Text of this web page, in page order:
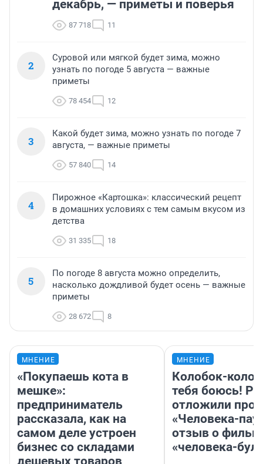
декабрь, — приметы и поверья
87 718 11
2
Суровой или мягкой будет зима, можно
узнать по погоде 5 августа — важные
приметы
78 454 12
3
Какой будет зима, можно узнать по погоде 7
августа, — важные приметы
57 840 14
4
Пирожное «Картошка»: классический рецепт
в домашних условиях с тем самым вкусом из
детства
31 335 18
5
По погоде 8 августа можно определить,
насколько дождливой будет осень — важные
приметы
28 672 8
МНЕНИЕ
«Покупаешь кота в
мешке»:
предприниматель
рассказала, как на
самом деле устроен
бизнес со складами
дешевых товаров
МНЕНИЕ
Колобок-
тебя боюсь!
отложили
«Человека-
отзыв о
«человека-